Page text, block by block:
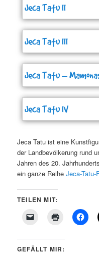
Jeca Tatu II
Jeca Tatu III
Jeca Tatu –
Jeca Tatu IV
Jeca Tatu ist eine
der Landbevölkerung rund
Jahren des 20.
ein ganze ReiheJeca-Tatu-
TEILEN MIT:
GEFÄLLT MIR: